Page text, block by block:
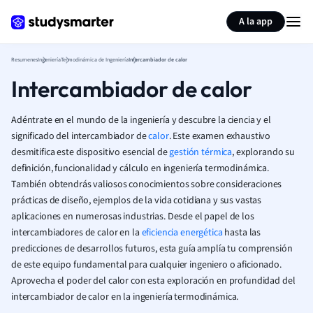
A la app
ResumenesIngenieríaTermodinámica de IngenieríaIntercambiador de calor
Intercambiador de calor
Adéntrate en el mundo de la ingeniería y descubre la ciencia y el
significado del intercambiador decalor. Este examen exhaustivo
desmitifica este dispositivo esencial degestión térmica, explorando su
definición, funcionalidad y cálculo en ingeniería termodinámica.
También obtendrás valiosos conocimientos sobre consideraciones
prácticas de diseño, ejemplos de la vida cotidiana y sus vastas
aplicaciones en numerosas industrias. Desde el papel de los
intercambiadores de calor en la eficiencia energética hasta las
predicciones de desarrollos futuros, esta guía amplía tu comprensión
de este equipo fundamental para cualquier ingeniero o aficionado.
Aprovecha el poder del calor con esta exploración en profundidad del
intercambiador de calor en la ingeniería termodinámica.
Resumir página